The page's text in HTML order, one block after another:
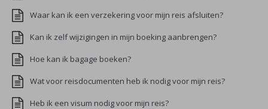
Waar kan ik een verzekering voor mijn reis afsluiten?
Kan ik zelf wijzigingen in mijn boeking aanbrengen?
Hoe kan ik bagage boeken?
Wat voor reisdocumenten heb ik nodig voor mijn reis?
Heb ik een visum nodig voor mijn reis?